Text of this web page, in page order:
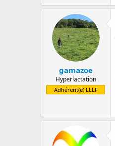
gamazoe
Hyperlactation
Adhérent(e) LLLF